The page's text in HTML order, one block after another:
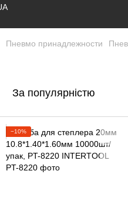
Пневмо принадлежности
За популярністю
−10%